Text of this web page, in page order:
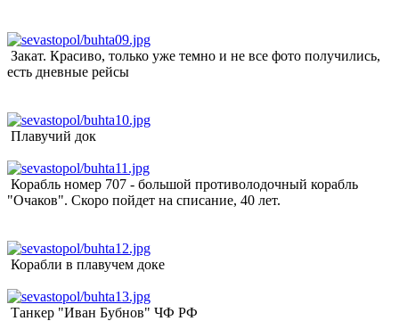
Закат. Красиво, только уже темно и не все фото получились,
есть дневные рейсы
Плавучий док
Корабль номер 707 - большой противолодочный корабль
"Очаков". Скоро пойдет на списание, 40 лет.
Корабли в плавучем доке
Танкер "Иван Бубнов" ЧФ РФ